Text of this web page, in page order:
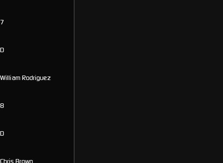
7
D
William Rodriguez
8
D
Chris Brown